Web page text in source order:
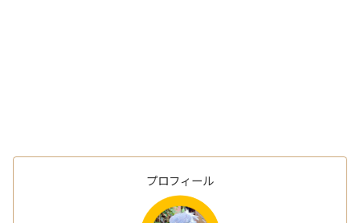
プロフィール